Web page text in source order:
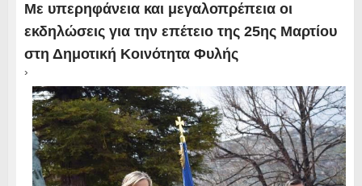
Με υπερηφάνεια και μεγαλοπρέπεια οι
εκδηλώσεις για την επέτειο της 25ης Μαρτίου
στη Δημοτική Κοινότητα Φυλής
›